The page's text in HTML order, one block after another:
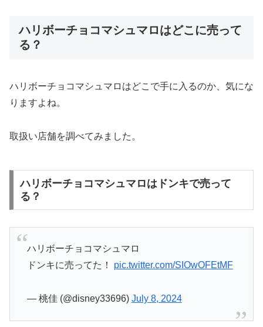
ハリボーチョコマシュマロはどこに売って
る？
ハリボーチョコマシュマロはどこで手に入るのか、気にな
りますよね。
取扱い店舗を調べてみました。
ハリボーチョコマシュマロはドンキで売って
る？
ハリボーチョコマシュマロ
ドンキに売ってた！ pic.twitter.com/SIOwOFEtMF
— 桃佳 (@disney33696) July 8, 2024